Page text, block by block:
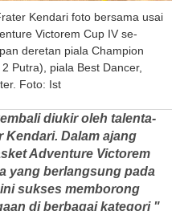
Kendari foto bersama usai
Victorem Cup IV se-
deretan piala Champion
Putra), piala Best Dancer,
Foto: Ist
diukir oleh talenta-
Kendari. Dalam ajang
Adventure Victorem
yang berlangsung pada
sukses memborong
di berbagai kategori "